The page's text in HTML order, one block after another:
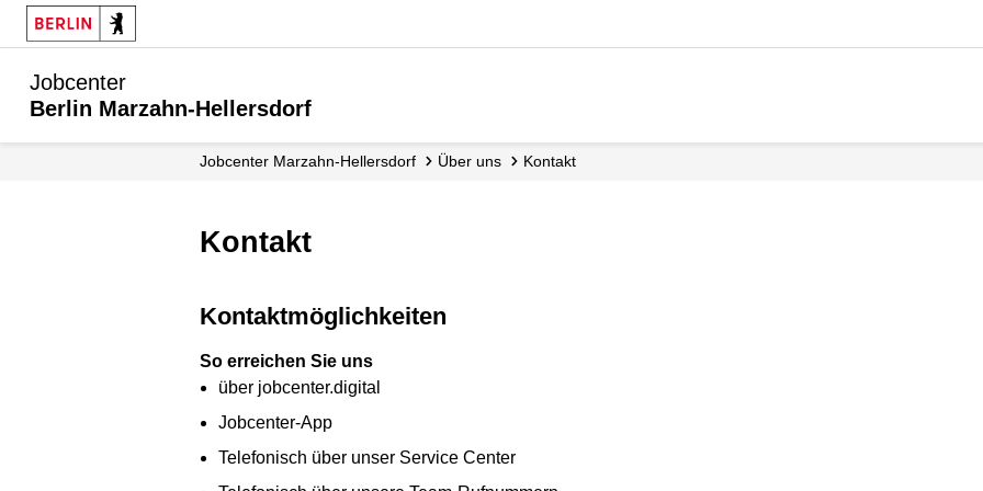
Jobcenter
Berlin Marzahn-Hellersdorf
Jobcenter Marzahn-Hellersdorf Über uns Kontakt
Kontakt
Kontaktmöglichkeiten
So erreichen Sie uns
über jobcenter.digital
Jobcenter-App
Telefonisch über unser Service Center